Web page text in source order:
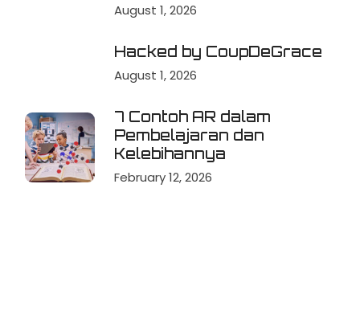
August 1, 2026
Hacked by CoupDeGrace
August 1, 2026
7 Contoh AR dalam
Pembelajaran dan
Kelebihannya
February 12, 2026